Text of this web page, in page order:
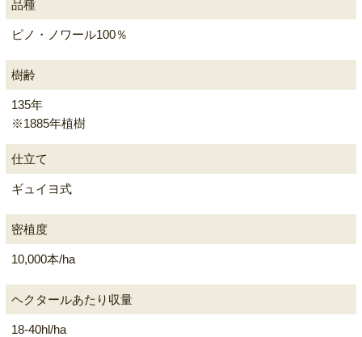
品種
ピノ・ノワール100％
樹齢
135年
※1885年植樹
仕立て
ギュイヨ式
密植度
10,000本/ha
ヘクタールあたり収量
18-40hl/ha